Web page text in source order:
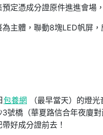
定憑成分證原件進進會場
主體，聯動8塊LED帆屏
包養網 （最早當天）的燈
號橋（華夏路信合年夜廈
好成分證前去！